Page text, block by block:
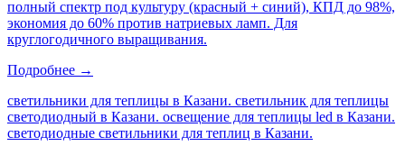
полный спектр под культуру (красный + синий), КПД до 98%,
экономия до 60% против натриевых ламп. Для
круглогодичного выращивания.
Подробнее →
светильники для теплицы в Казани. светильник для теплицы
светодиодный в Казани. освещение для теплицы led в Казани.
светодиодные светильники для теплиц в Казани.